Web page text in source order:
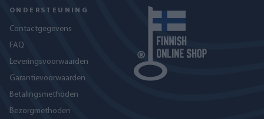
ONDERSTEUNING
Contactgegevens
FAQ
Leveringsvoorwaarden
Garantievoorwaarden
Betalingsmethoden
Bezorgmethoden